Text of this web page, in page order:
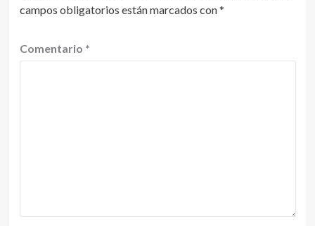
campos obligatorios están marcados con*
Comentario *